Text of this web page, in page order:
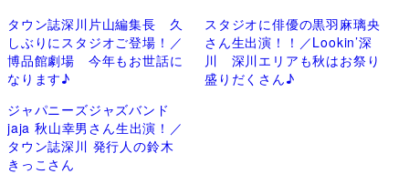
タウン誌深川片山編集長 久
しぶりにスタジオご登場！／
博品館劇場 今年もお世話に
なります♪
スタジオに俳優の黒羽麻璃央
さん生出演！！／Lookin’深
川 深川エリアも秋はお祭り
盛りだくさん♪
ジャパニーズジャズバンド
jaja 秋山幸男さん生出演！／
タウン誌深川 発行人の鈴木
きっこさん